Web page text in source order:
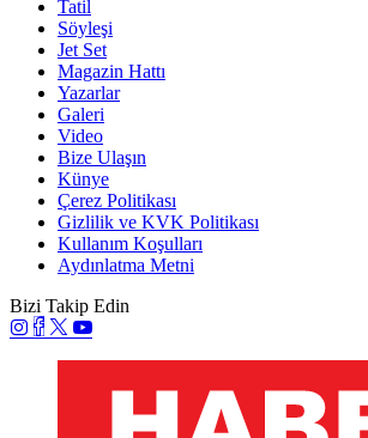
Tatil
Söyleşi
Jet Set
Magazin Hattı
Yazarlar
Galeri
Video
Bize Ulaşın
Künye
Çerez Politikası
Gizlilik ve KVK Politikası
Kullanım Koşulları
Aydınlatma Metni
Bizi Takip Edin